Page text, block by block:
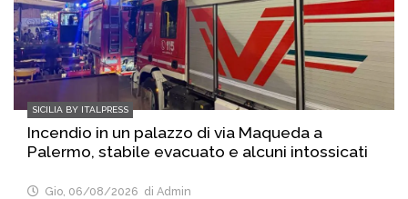
SICILIA BY ITALPRESS
Incendio in un palazzo di via Maqueda a
Palermo, stabile evacuato e alcuni intossicati
Gio, 06/08/2026 di Admin